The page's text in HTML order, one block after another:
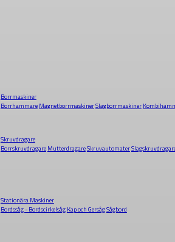
Borrmaskiner
Borrhammare MagnetborrmaskinerSlagborrmaskiner
Skruvdragare
Borrskruvdragare MutterdragareSkruvautomater
Stationära Maskiner
Bordssåg - Bordscirkelsåg Kap och GersågSågbord